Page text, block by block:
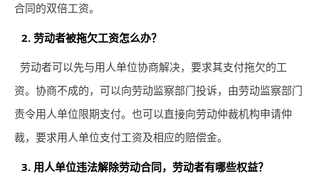
合同的双倍工资。
2. 劳动者被拖欠工资怎么办？
劳动者可以先与用人单位协商解决，要求其支付拖欠的工
资。协商不成的，可以向劳动监察部门投诉，由劳动监察部门
责令用人单位限期支付。也可以直接向劳动仲裁机构申请仲
裁，要求用人单位支付工资及相应的赔偿金。
3. 用人单位违法解除劳动合同，劳动者有哪些权益？